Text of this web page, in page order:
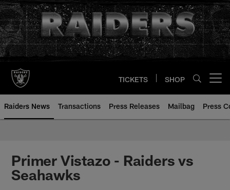
Skip
to
main
content
TICKETS SHOP
Raiders News Transactions Press Releases Mailbag Press
Primer Vistazo - Raiders vs
Seahawks